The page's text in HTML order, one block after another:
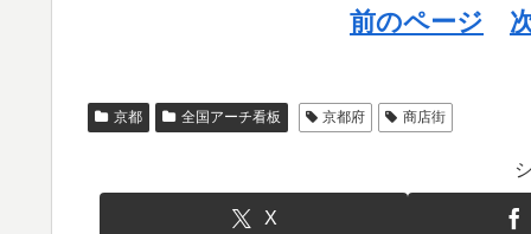
前のページ
京都 全国アーチ看板 京都府 商店街
X